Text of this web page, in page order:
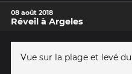
08 août 2018
Réveil à Argeles
Vue sur la plage et levé